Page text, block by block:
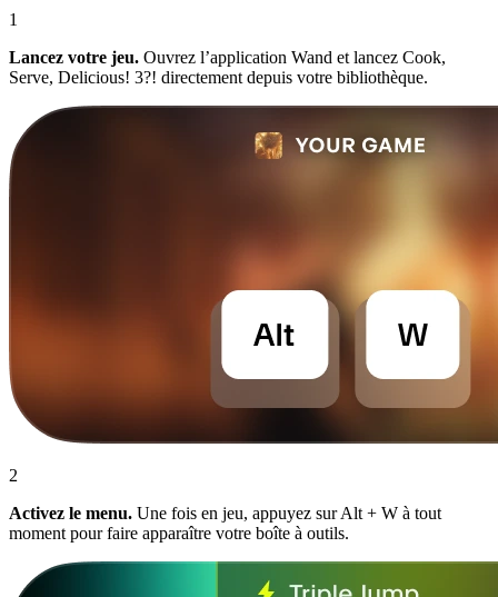
1
Lancez votre jeu. Ouvrez l’application Wand et lancez Cook,
Serve, Delicious! 3?! directement depuis votre bibliothèque.
2
Activez le menu. Une fois en jeu, appuyez sur Alt + W à tout
moment pour faire apparaître votre boîte à outils.